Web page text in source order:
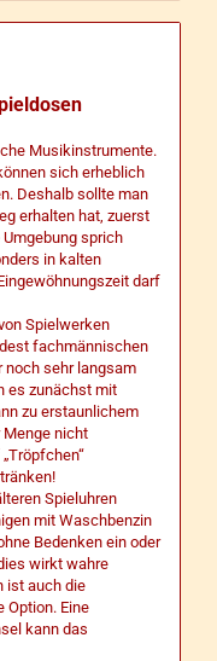
Musikinstrumente.
sich erheblich
Deshalb sollte man
erhalten hat, zuerst
sprich
in kalten
darf
Spielwerken
fachmännischen
noch sehr langsam
es zunächst mit
zu erstaunlichem
Menge nicht
Spieluhren
mit Waschbenzin
Bedenken ein oder
wirkt wahre
ist auch die
Option. Eine
kann das